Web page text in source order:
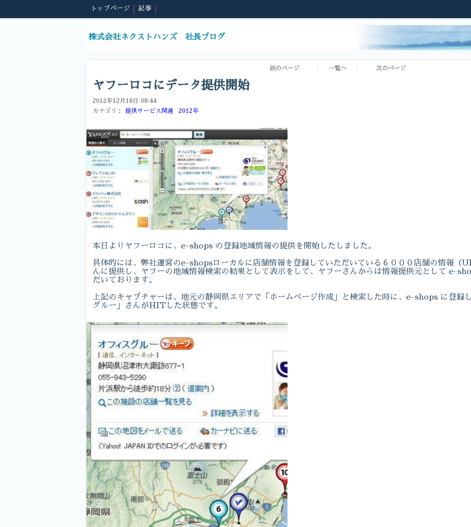
トップページ 記事
株式会社ネクストハンズ 社長ブログ
前のページ 一覧へ 次のページ
ヤフーロコにデータ提供開始
2012年12月18日 08:44
カテゴリ：
提供サービス関連 2012年
本日よりヤフーロコに、e-shops の登録地域情報の提供を開始したしました。
具体的には、弊社運営のe-shopsローカルに店舗情報を登録していただいている６０００店舗の情報（
んに提供し、ヤフーの地域情報検索の結果として表示をして、ヤフーさんからは情報提供元として e-
だいております。
上記のキャプチャーは、地元の静岡県エリアで「ホームページ作成」と検索した時に、e-shops に登録
グルー」さんがHITした状態です。